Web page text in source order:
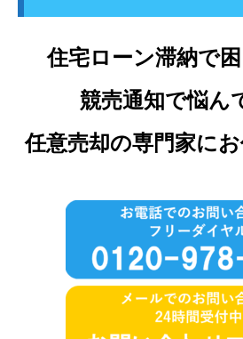
住宅ローン滞納で
競売通知で悩ん
任意売却の専門家に